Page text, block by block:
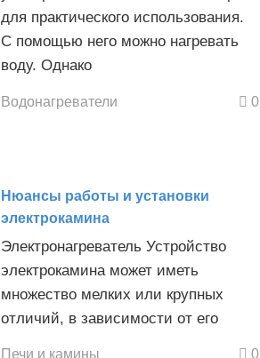
для практического использования.
С помощью него можно нагревать
воду. Однако
Водонагреватели 0
Нюансы работы и установки
электрокамина
Электронагреватель Устройство
электрокамина может иметь
множество мелких или крупных
отличий, в зависимости от его
Печи и камины 0